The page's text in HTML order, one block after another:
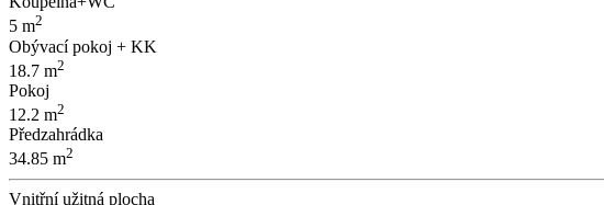
5 m2
Obývací pokoj + KK
18.7 m2
Pokoj
12.2 m2
Předzahrádka
34.85 m2
Vnitřní užitná plocha